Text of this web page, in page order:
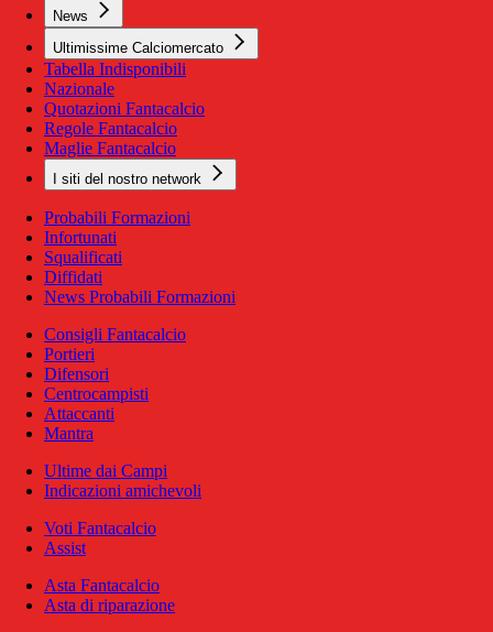
News
Ultimissime Calciomercato
Tabella Indisponibili
Nazionale
Quotazioni Fantacalcio
Regole Fantacalcio
Maglie Fantacalcio
I siti del nostro network
Probabili Formazioni
Infortunati
Squalificati
Diffidati
News Probabili Formazioni
Consigli Fantacalcio
Portieri
Difensori
Centrocampisti
Attaccanti
Mantra
Ultime dai Campi
Indicazioni amichevoli
Voti Fantacalcio
Assist
Asta Fantacalcio
Asta di riparazione